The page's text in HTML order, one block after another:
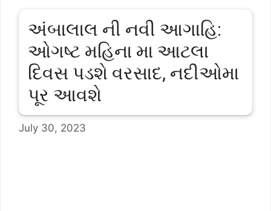
અંબાલાલ ની નવી આગાહિ:
ઓગષ્ટ મહિના મા આટલા
દિવસ પડશે વરસાદ, નદીઓમા
પૂર આવશે
July 30, 2023